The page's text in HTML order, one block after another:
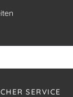
SERVICE